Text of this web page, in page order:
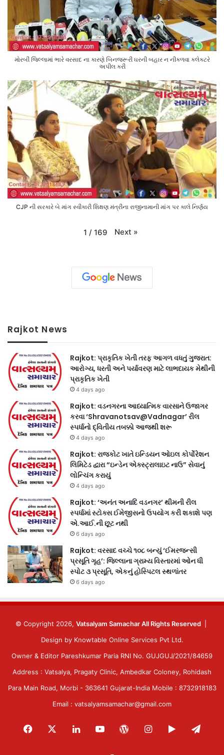
મોરબી જિલ્લામાં ભારે વરસાદ ના કારણે બિનજરૂરી ઘરની બહાર ન નીકળવા કલેક્ટરે
અપીલ કરી
CJP ની સરકારે બે માંગ સ્વીકારી શિક્ષણ મંત્રીના રાજીનામાની માંગ પર કાલે નિર્ણય
1 / 169 Next »
Rajkot News
Rajkot: પ્રાકૃતિક ખેતી તરફ આગળ વધતું ગુજરાત:
આરોગ્ય, ધરતી અને પર્યાવરણ માટે લાભદાયક મેથીની
પ્રાકૃતિક ખેતી
4 days ago
Rajkot: વડનગરના આધ્યાત્મિક વારસાને ઉજાગર
કરવા ‘Shravanotsav@Vadnagar’ રીલ
સ્પર્ધાનો દ્વિતીય તબક્કો આજથી શરૂ
4 days ago
Rajkot: રાજકોટ ખાતે ઇન્ડિયન ઓઇલ કોર્પોરેશન
લિમિટેડ દ્વારા “ઇન્ડેન એક્સ્ટ્રાલાઇટ નાઉ” સેવાનું
લોન્ચિંગ કરાયું
4 days ago
Rajkot: ‘અનંત અનાદિ વડનગર’ થીમની રીલ
સ્પર્ધામાં સ્ટોક્સ ઈમેજીસનો ઉપયોગ કરી શકાશે પણ
એ.આઈ.ની છૂટ નથી
6 days ago
Rajkot: વરસાદ વચ્ચે ૧૦૮ બન્યું ‘ઈમરજન્સી
પ્રસૂતિ ગૃહ’: જિલ્લાના ગ્રામ્ય વિસ્તારમાં ઓન ધી
સ્પોટ ૩ પ્રસૂતિ, એકનું હોસ્પિટલ સ્થળાંતર
6 days ago
© Copyright 2026, Vatsalyam Samachar All Rights Reserved
Design by Knowtable Online Services Pvt Ltd.
Owner & Editor Pareshkumar Paria RNI No. GUJGUJ/2021/84659
Address : Vatsalya, Pragaty Clinic, Ambedkar Coloney, Rohidash
Para Main Road, Morbi - 363641 Gujarat-India Mobile : 8732918183
Email : vatsalyamsamachar@gmail.com
Facebook LinkedInYouTubeWordPressInstagram
Google